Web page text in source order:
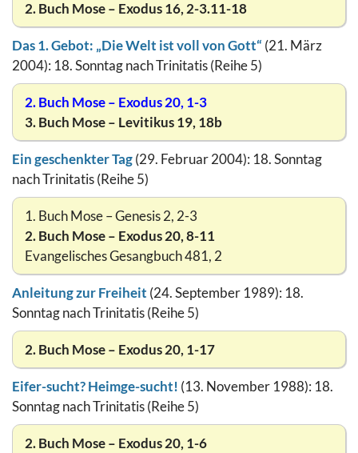
2. Buch Mose – Exodus 16, 2-3.11-18
Das 1. Gebot: „Die Welt ist voll von Gott“ (21. März
2004): 18. Sonntag nach Trinitatis (Reihe 5)
2. Buch Mose – Exodus 20, 1-3
3. Buch Mose – Levitikus 19, 18b
Ein geschenkter Tag(29. Februar 2004): 18. Sonntag
nach Trinitatis (Reihe 5)
1. Buch Mose – Genesis 2, 2-3
2. Buch Mose – Exodus 20, 8-11
Evangelisches Gesangbuch 481, 2
Anleitung zur Freiheit (24. September 1989): 18.
Sonntag nach Trinitatis (Reihe 5)
2. Buch Mose – Exodus 20, 1-17
Eifer-sucht? Heimge-sucht! (13. November 1988): 18.
Sonntag nach Trinitatis (Reihe 5)
2. Buch Mose – Exodus 20, 1-6